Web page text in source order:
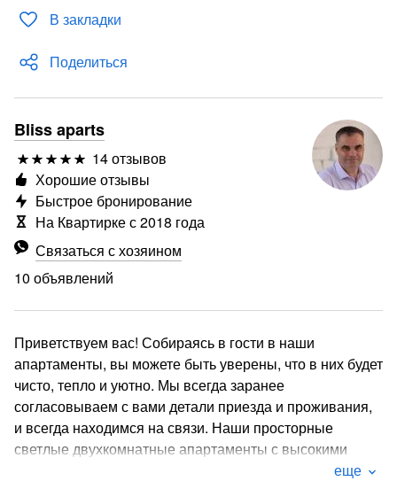
В закладки
Поделиться
Bliss aparts
14 отзывов
Связаться с хозяином
10 объявлений
Хорошие отзывы
Быстрое бронирование
На Квартирке с 2018 года
Приветствуем вас! Собираясь в гости в наши
апартаменты, вы можете быть уверены, что в них будет
чисто, тепло и уютно. Мы всегда заранее
согласовываем с вами детали приезда и проживания,
и всегда находимся на связи. Наши просторные
светлые двухкомнатные апартаменты с высокими
еще